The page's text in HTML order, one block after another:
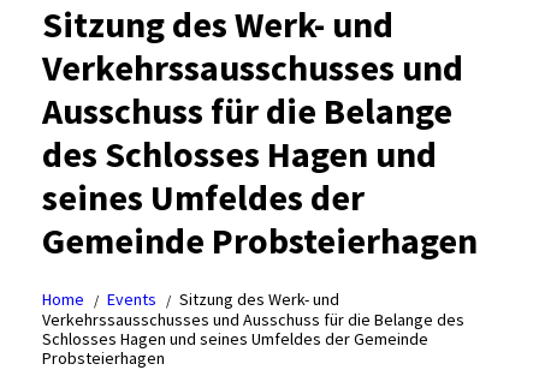
Sitzung des Werk- und
Verkehrssausschusses und
Ausschuss für die Belange
des Schlosses Hagen und
seines Umfeldes der
Gemeinde Probsteierhagen
Home Events
Sitzung des Werk- und
Verkehrssausschusses und Ausschuss für die Belange des
Schlosses Hagen und seines Umfeldes der Gemeinde
Probsteierhagen